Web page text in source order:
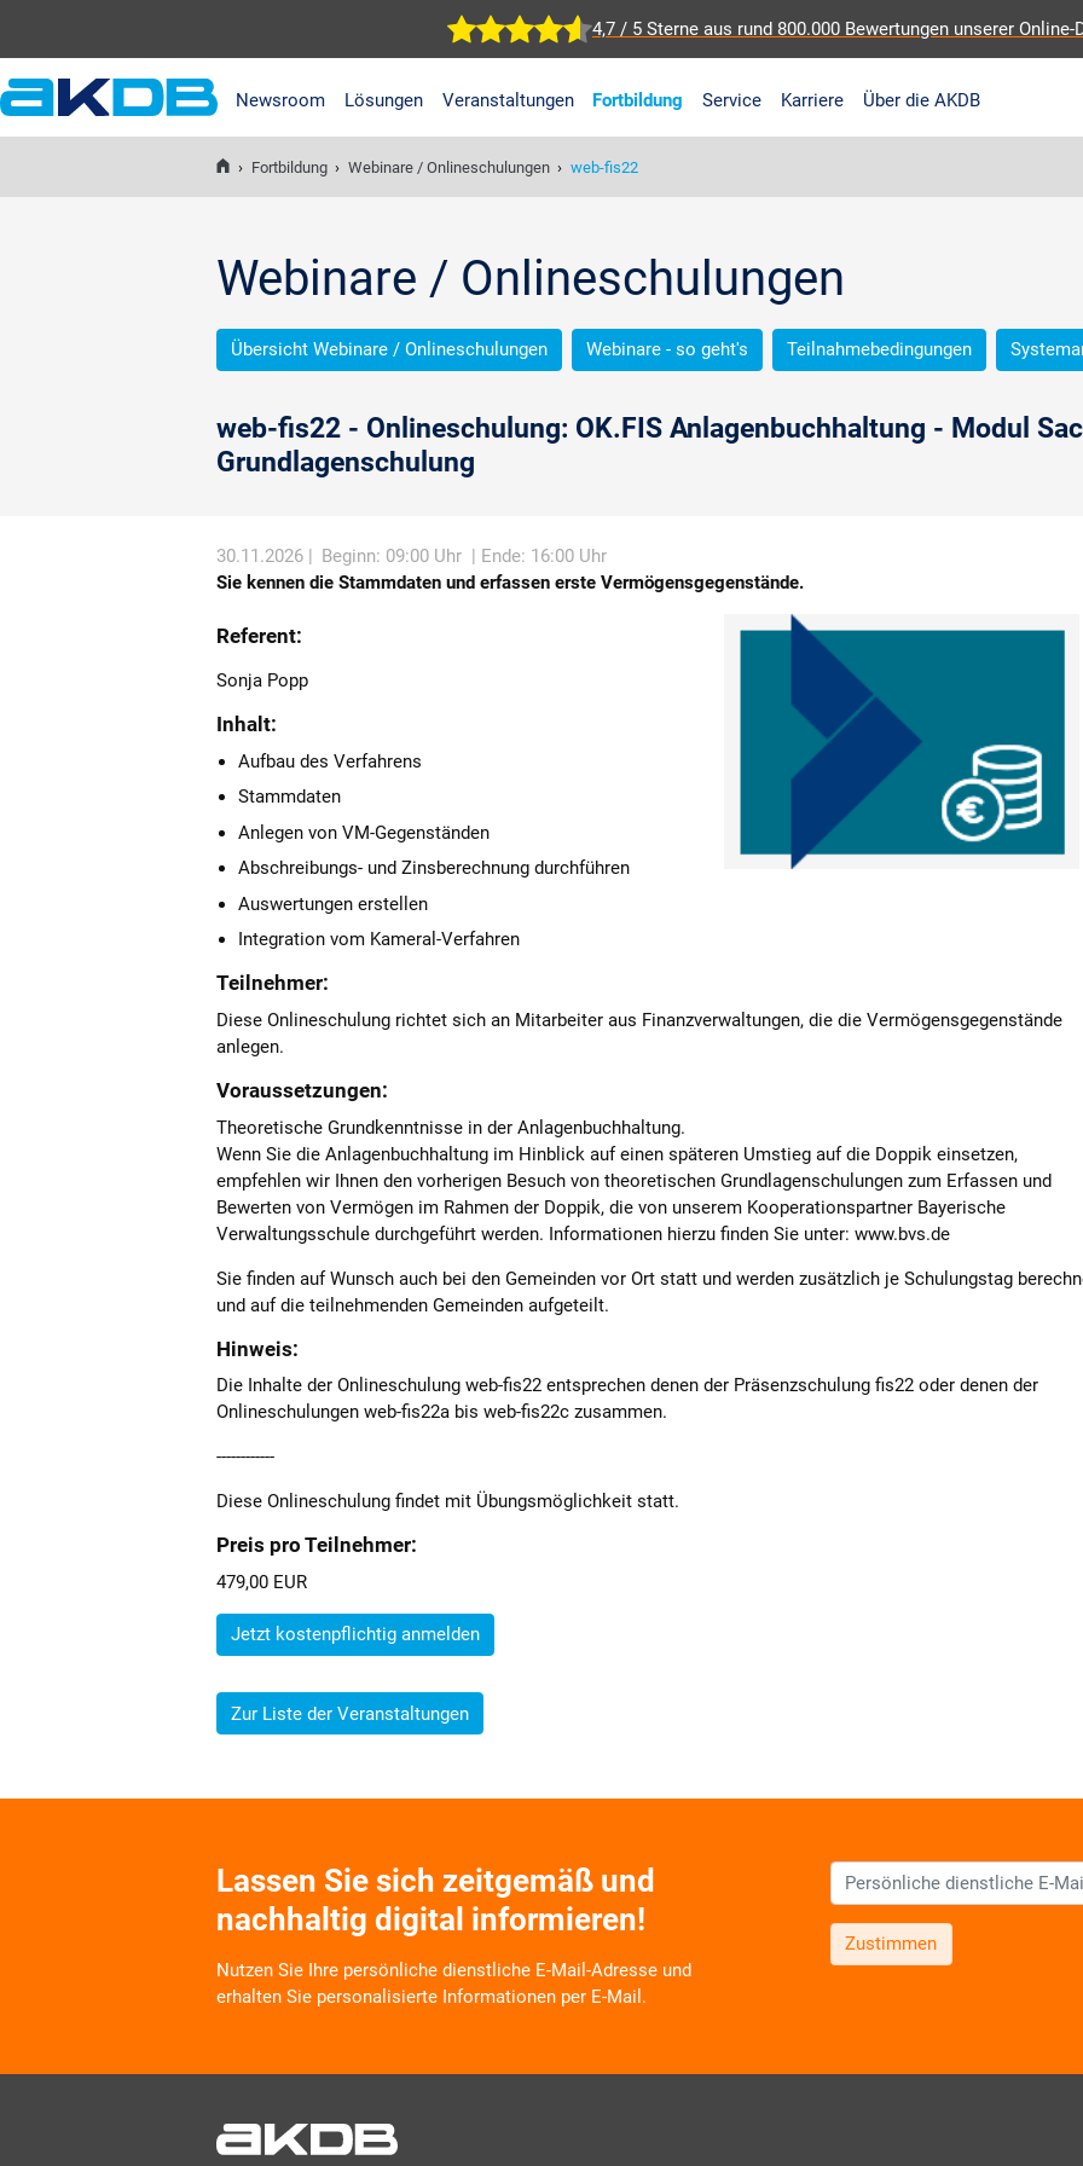
4,7 / 5 Sterne aus rund 800.000 Bewertungen unserer Online-
Newsroom Lösungen Veranstaltungen Fortbildung Service Karriere Über die AKDB
› Fortbildung › Webinare / Onlineschulungen › web-fis22
Webinare / Onlineschulungen
Übersicht Webinare / Onlineschulungen Webinare - so geht's Teilnahmebedingungen
web-fis22 - Onlineschulung: OK.FIS Anlagenbuchhaltung - Modul
Grundlagenschulung
30.11.2026 | Beginn: 09:00 Uhr | Ende: 16:00 Uhr
Sie kennen die Stammdaten und erfassen erste Vermögensgegenstände.
Referent:
Sonja Popp
Inhalt:
Aufbau des Verfahrens
Stammdaten
Anlegen von VM-Gegenständen
Abschreibungs- und Zinsberechnung durchführen
Auswertungen erstellen
Integration vom Kameral-Verfahren
Teilnehmer:
Diese Onlineschulung richtet sich an Mitarbeiter aus Finanzverwaltungen, die die Vermögensgegenstände
anlegen.
Voraussetzungen:
Theoretische Grundkenntnisse in der Anlagenbuchhaltung.
Wenn Sie die Anlagenbuchhaltung im Hinblick auf einen späteren Umstieg auf die Doppik einsetzen,
empfehlen wir Ihnen den vorherigen Besuch von theoretischen Grundlagenschulungen zum Erfassen und
Bewerten von Vermögen im Rahmen der Doppik, die von unserem Kooperationspartner Bayerische
Verwaltungsschule durchgeführt werden. Informationen hierzu finden Sie unter: www.bvs.de
Sie finden auf Wunsch auch bei den Gemeinden vor Ort statt und werden zusätzlich je Schulungstag
und auf die teilnehmenden Gemeinden aufgeteilt.
Hinweis:
Die Inhalte der Onlineschulung web-fis22 entsprechen denen der Präsenzschulung fis22 oder denen der
Onlineschulungen web-fis22a bis web-fis22c zusammen.
------------
Diese Onlineschulung findet mit Übungsmöglichkeit statt.
Preis pro Teilnehmer:
479,00 EUR
Jetzt kostenpflichtig anmelden
Zur Liste der Veranstaltungen
Lassen Sie sich zeitgemäß und
nachhaltig digital informieren!
Nutzen Sie Ihre persönliche dienstliche E-Mail-Adresse und
erhalten Sie personalisierte Informationen per E-Mail.
Zustimmen
Arbeitskreise und Umfragen in allen Produktbereichen des AKDB
kostenlos. Aber auch schnell und ressourcenschonend, eben ganz
zeitgemäß digital. Dafür benötigen wir Ihre Einwilligung, die Sie